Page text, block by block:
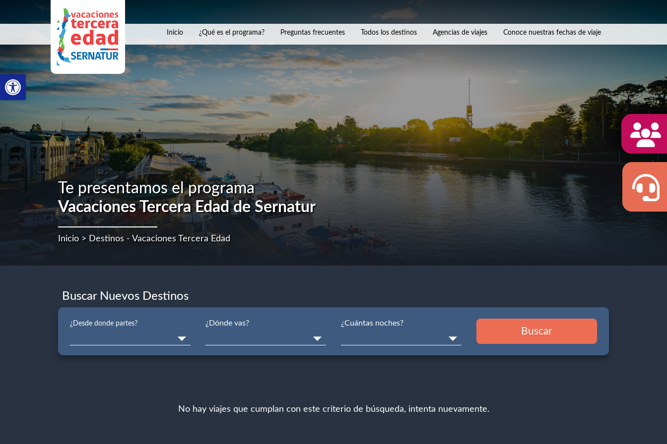
Abrir barra de herramientas
Inicio ¿Qué es el programa? Preguntas frecuentes Todos los destinos Agencias de viajes Conoce nuestras fechas de viaje
Te presentamos el programa
Vacaciones Tercera Edad de Sernatur
Inicio > Destinos - Vacaciones Tercera Edad
Buscar Nuevos Destinos
¿Desde donde partes? ¿Dónde vas? ¿Cuántas noches?
Buscar
No hay viajes que cumplan con este criterio de búsqueda, intenta nuevamente.